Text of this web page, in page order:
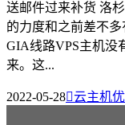
送邮件过来补货 洛
的力度和之前差不
GIA线路VPS主机没
来。这...
2022-05-28云主机